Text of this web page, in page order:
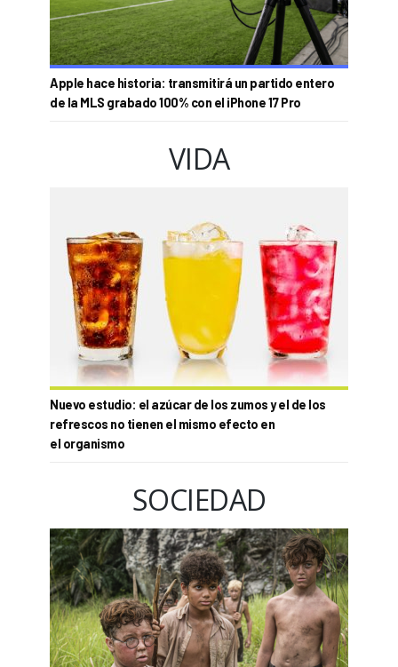
Apple hace historia: transmitirá un partido entero
de la MLS grabado 100% con el iPhone 17 Pro
VIDA
Nuevo estudio: el azúcar de los zumos y el de los
refrescos no tienen el mismo efecto en
el organismo
SOCIEDAD